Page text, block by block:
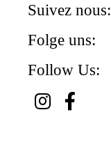
Suivez nous:
Folge uns:
Follow Us: